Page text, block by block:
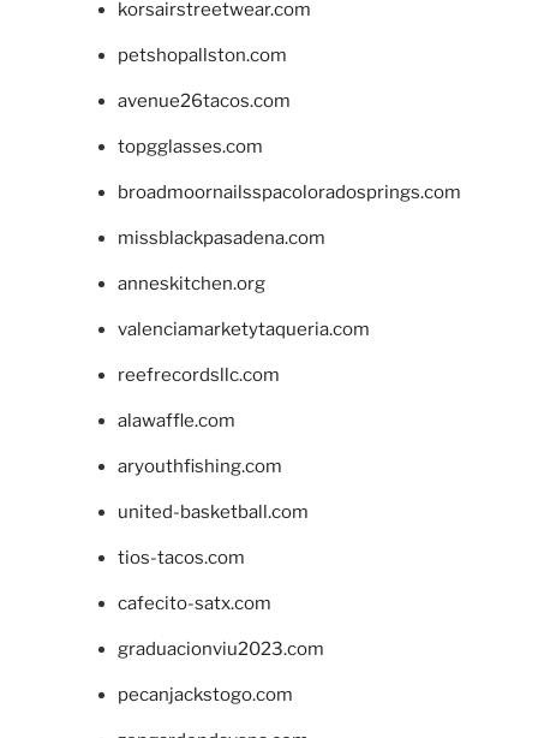
korsairstreetwear.com
petshopallston.com
avenue26tacos.com
topgglasses.com
broadmoornailsspacoloradosprings.com
missblackpasadena.com
anneskitchen.org
valenciamarketytaqueria.com
reefrecordsllc.com
alawaffle.com
aryouthfishing.com
united-basketball.com
tios-tacos.com
cafecito-satx.com
graduacionviu2023.com
pecanjackstogo.com